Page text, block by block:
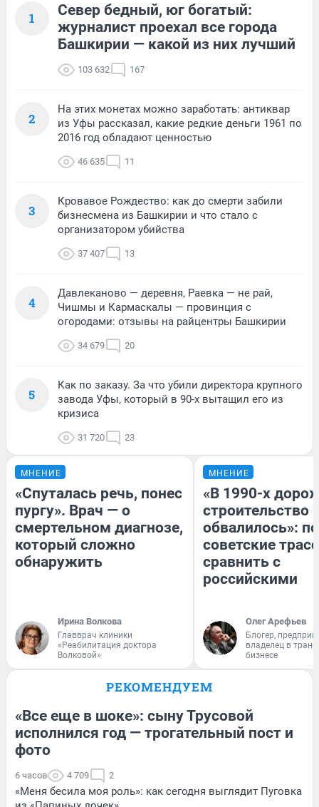
1
Север бедный, юг богатый:
журналист проехал все города
Башкирии — какой из них лучший
103 632 167
2
На этих монетах можно заработать: антиквар
из Уфы рассказал, какие редкие деньги 1961 по
2016 год обладают ценностью
46 635 11
3
Кровавое Рождество: как до смерти забили
бизнесмена из Башкирии и что стало с
организатором убийства
37 407 13
4
Давлеканово — деревня, Раевка — не рай,
Чишмы и Кармаскалы — провинция с
огородами: отзывы на райцентры Башкирии
34 679 20
5
Как по заказу. За что убили директора крупного
завода Уфы, который в 90-х вытащил его из
кризиса
31 720 23
МНЕНИЕ
«Спуталась речь, понес
пургу». Врач — о
смертельном диагнозе,
который сложно
обнаружить
Ирина Волкова
Главврач клиники
«Реабилитация доктора
Волковой»
МНЕНИЕ
«В 1990-х
строительство
обвалилось»:
советские
сравнить с
российскими
Олег Арефьев
Блогер,
владелец в
бизнесе
РЕКОМЕНДУЕМ
«Все еще в шоке»: сыну Трусовой
исполнился год — трогательный пост и
фото
6 часов 4 709 2
«Меня бесила моя роль»: как сегодня выглядит Пуговка